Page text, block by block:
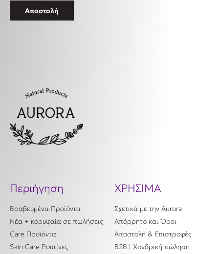
Αποστολή
Περιήγηση
Βραβευμένα Προϊόντα
Νέα + κορυφαία σε πωλήσεις
Care Προϊόντα
Skin Care Ρουτίνες
ΧΡΗΣΙΜΑ
Σχετικά με την Aurora
Απόρρητο και Όροι
Αποστολή & Επιστροφές
B2B | Χονδρική πώληση